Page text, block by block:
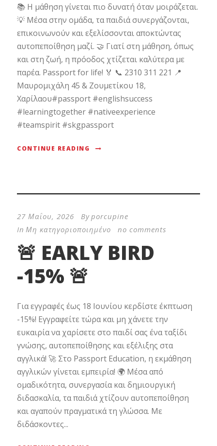
📚 Η μάθηση γίνεται πιο δυνατή όταν μοιράζεται.
💡 Μέσα στην ομάδα, τα παιδιά συνεργάζονται,
επικοινωνούν και εξελίσσονται αποκτώντας
αυτοπεποίθηση μαζί. 🤝 Γιατί στη μάθηση, όπως
και στη ζωή, η πρόοδος χτίζεται καλύτερα με
παρέα. Passport for life! 🏅 📞 2310 311 221 📍
Μαυρομιχάλη 45 & Ζουμετίκου 18,
Χαρίλαου#passport #englishsuccess
#learningtogether #nativeexperience
#teamspirit #skgpassport
CONTINUE READING
27 Μαΐου, 2026 Byporcupine
In Μη κατηγοριοποιημένο no comments
🚨 EARLY BIRD
-15% 🚨
Για εγγραφές έως 18 Ιουνίου κερδίστε έκπτωση
-15%! Εγγραφείτε τώρα και μη χάνετε την
ευκαιρία να χαρίσετε στο παιδί σας ένα ταξίδι
γνώσης, αυτοπεποίθησης και εξέλιξης στα
αγγλικά! 🚀 Στο Passport Education, η εκμάθηση
αγγλικών γίνεται εμπειρία! 🌍 Μέσα από
ομαδικότητα, συνεργασία και δημιουργική
διδασκαλία, τα παιδιά χτίζουν αυτοπεποίθηση
και αγαπούν πραγματικά τη γλώσσα. Με
διδάσκοντες...